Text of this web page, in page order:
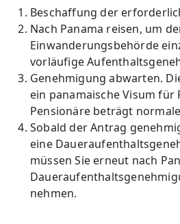
Beschaffung der
Nach Panama reisen, um
Einwanderungsbehörde
vorläufige
Genehmigung abwarten.
ein panamaische Visum für
Pensionäre beträgt
Sobald der Antrag
eine
müssen Sie erneut nach
nehmen.